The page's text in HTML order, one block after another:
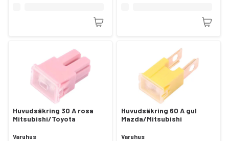
Huvudsäkring 30 A rosa
Mitsubishi/Toyota
Varuhus
Huvudsäkring 60 A gul
Mazda/Mitsubishi
Varuhus